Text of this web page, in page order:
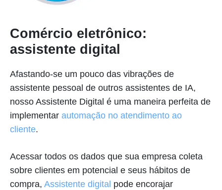
Comércio eletrônico:
assistente digital
Afastando-se um pouco das vibrações de
assistente pessoal de outros assistentes de IA,
nosso Assistente Digital é uma maneira perfeita de
implementar automação no atendimento ao
cliente.
Acessar todos os dados que sua empresa coleta
sobre clientes em potencial e seus hábitos de
compra, Assistente digital pode encorajar